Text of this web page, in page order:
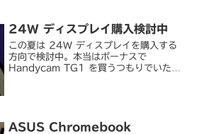
24W ディスプレイ購入検討中
この夏は 24W ディスプレイを購入する
方向で検討中。本当はボーナスで
Handycam TG1 を買うつもりでいたん
ASUS Chromebook